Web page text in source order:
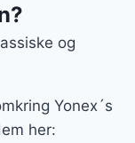
og
Yonex´s
her: